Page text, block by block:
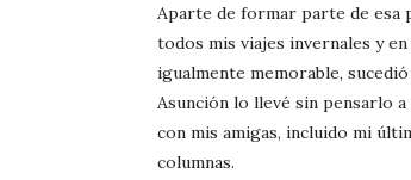
Aparte de formar parte de esa
todos mis viajes invernales y
igualmente memorable,
Asunción lo llevé sin pensarlo
con mis amigas, incluido mi
columnas.